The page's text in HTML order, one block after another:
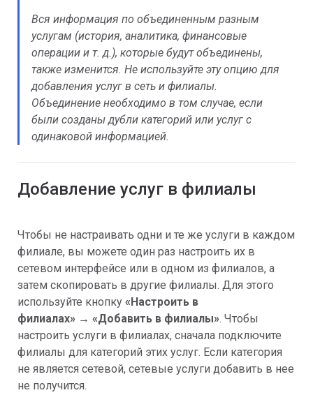
Вся информация по объединенным разным
услугам (история, аналитика, финансовые
операции и т. д.), которые будут объединены,
также изменится. Не используйте эту опцию для
добавления услуг в сеть и филиалы.
Объединение необходимо в том случае, если
были созданы дубли категорий или услуг с
одинаковой информацией.
Добавление услуг в филиалы
Чтобы не настраивать одни и те же услуги в каждом
филиале, вы можете один раз настроить их в
сетевом интерфейсе или в одном из филиалов, а
затем скопировать в другие филиалы. Для этого
используйте кнопку « Настроить в
филиалах» → «Добавить в филиалы». Чтобы
настроить услуги в филиалах, сначала подключите
филиалы для категорий этих услуг. Если категория
не является сетевой, сетевые услуги добавить в нее
не получится.